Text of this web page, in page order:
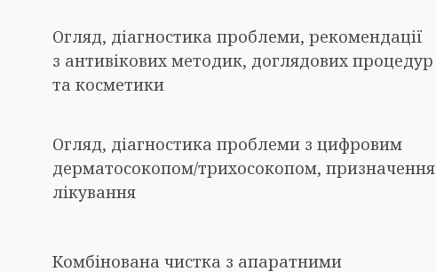
Огляд, діагностика проблеми, рекомендації
з антивікових методик, доглядових процедур
та косметики
Огляд, діагностика проблеми з цифровим
дерматосокопом/трихосокопом, призначення
лікування
Комбінована чистка з апаратними